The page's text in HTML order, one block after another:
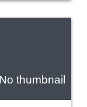
No thumbnail